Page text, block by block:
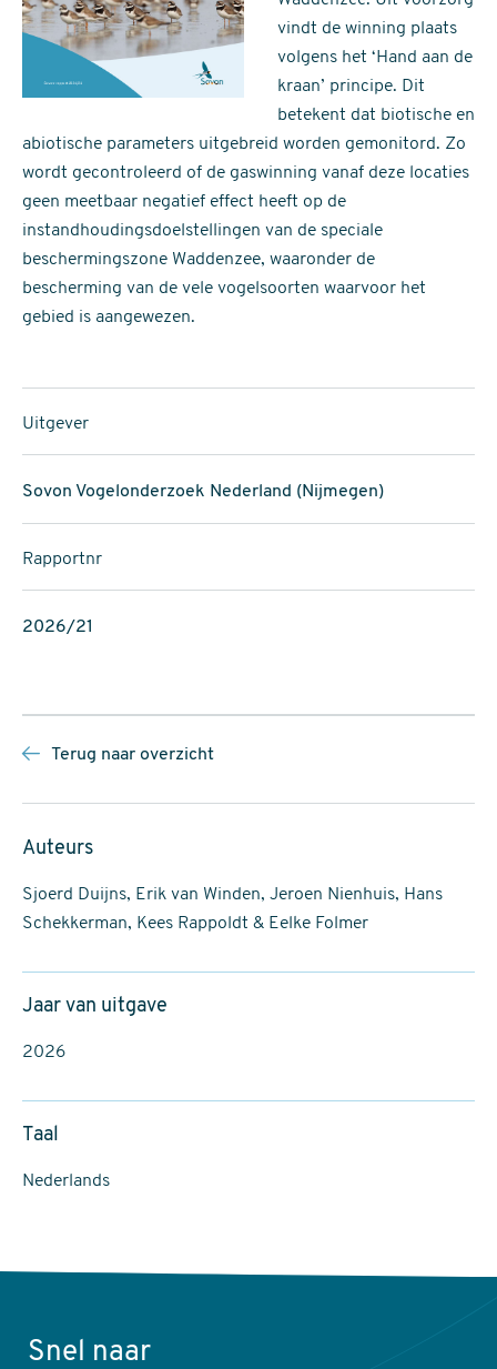
vindt de winning plaats
volgens het ‘Hand aan de
kraan’ principe. Dit
betekent dat biotische en
abiotische parameters uitgebreid worden gemonitord. Zo
wordt gecontroleerd of de gaswinning vanaf deze locaties
geen meetbaar negatief effect heeft op de
instandhoudingsdoelstellingen van de speciale
beschermingszone Waddenzee, waaronder de
bescherming van de vele vogelsoorten waarvoor het
gebied is aangewezen.
Uitgever
Sovon Vogelonderzoek Nederland (Nijmegen)
Rapportnr
2026/21
Terug naar overzicht
Auteurs
Sjoerd Duijns, Erik van Winden, Jeroen Nienhuis, Hans
Schekkerman, Kees Rappoldt & Eelke Folmer
Jaar van uitgave
2026
Taal
Nederlands
Snel naar